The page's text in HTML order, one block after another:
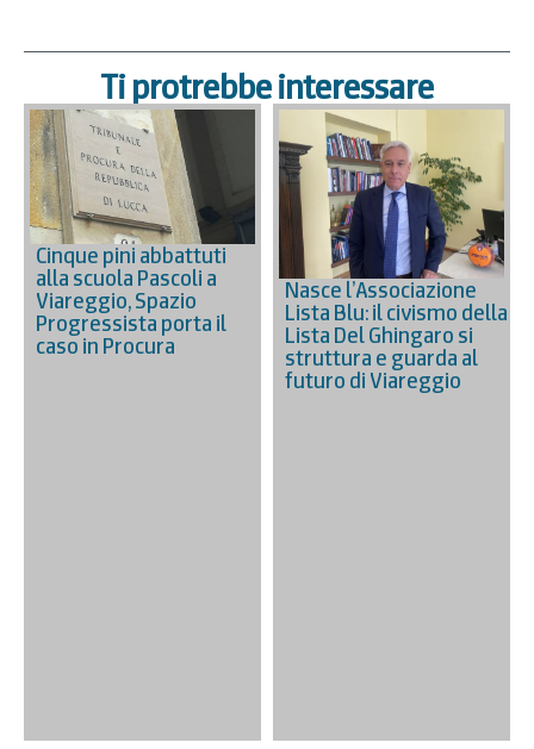
Ti protrebbe interessare
Cinque pini abbattuti
alla scuola Pascoli a
Viareggio, Spazio
Progressista porta il
caso in Procura
Nasce l’Associazione
Lista Blu: il civismo della
Lista Del Ghingaro si
struttura e guarda al
futuro di Viareggio